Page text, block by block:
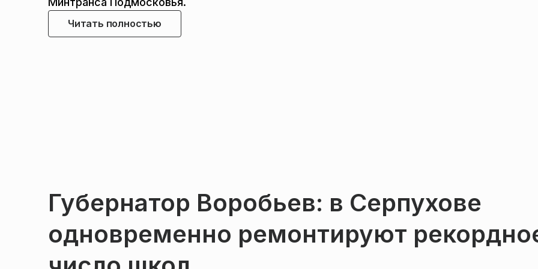
Читать полностью
Губернатор Воробьев: в Серпухове
одновременно ремонтируют